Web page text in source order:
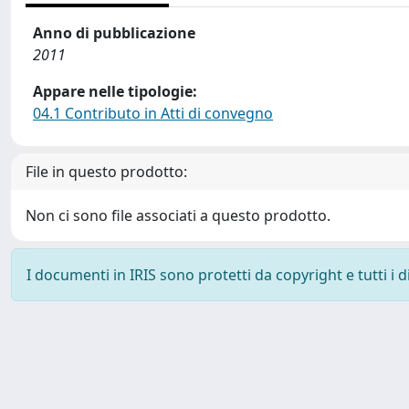
Anno di pubblicazione
2011
Appare nelle tipologie:
04.1 Contributo in Atti di convegno
File in questo prodotto:
Non ci sono file associati a questo prodotto.
I documenti in IRIS sono protetti da copyright e tutti i